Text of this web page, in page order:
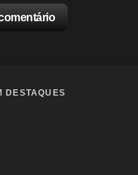
de e-mail não será publicado.
DESTAQUES